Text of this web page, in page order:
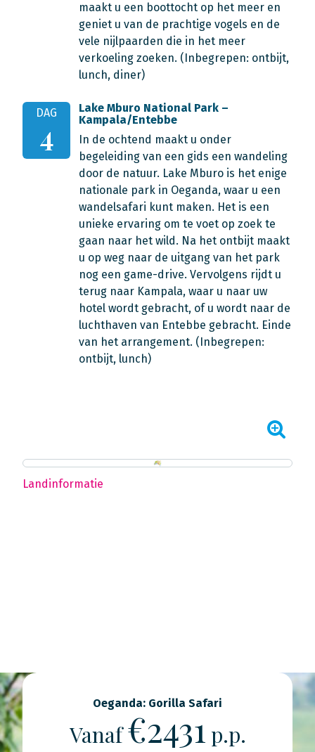
maakt u een boottocht op het meer en
geniet u van de prachtige vogels en de
vele nijlpaarden die in het meer
verkoeling zoeken. (Inbegrepen: ontbijt,
lunch, diner)
DAG
4
Lake Mburo National Park –
Kampala/Entebbe
In de ochtend maakt u onder
begeleiding van een gids een wandeling
door de natuur. Lake Mburo is het enige
nationale park in Oeganda, waar u een
wandelsafari kunt maken. Het is een
unieke ervaring om te voet op zoek te
gaan naar het wild. Na het ontbijt maakt
u op weg naar de uitgang van het park
nog een game-drive. Vervolgens rijdt u
terug naar Kampala, waar u naar uw
hotel wordt gebracht, of u wordt naar de
luchthaven van Entebbe gebracht. Einde
van het arrangement. (Inbegrepen:
ontbijt, lunch)
Landinformatie
Oeganda: Gorilla Safari
Vanaf€2431 p.p.